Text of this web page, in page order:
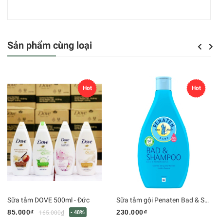
Sản phẩm cùng loại Previous
Hot
Sữa tắm DOVE 500ml - Đức
85.000₫
165.000₫ - 48%
Hot
Sữa tắm gội Penaten Bad & Shampoo, 400 ml (date 2026)
230.000₫
Next